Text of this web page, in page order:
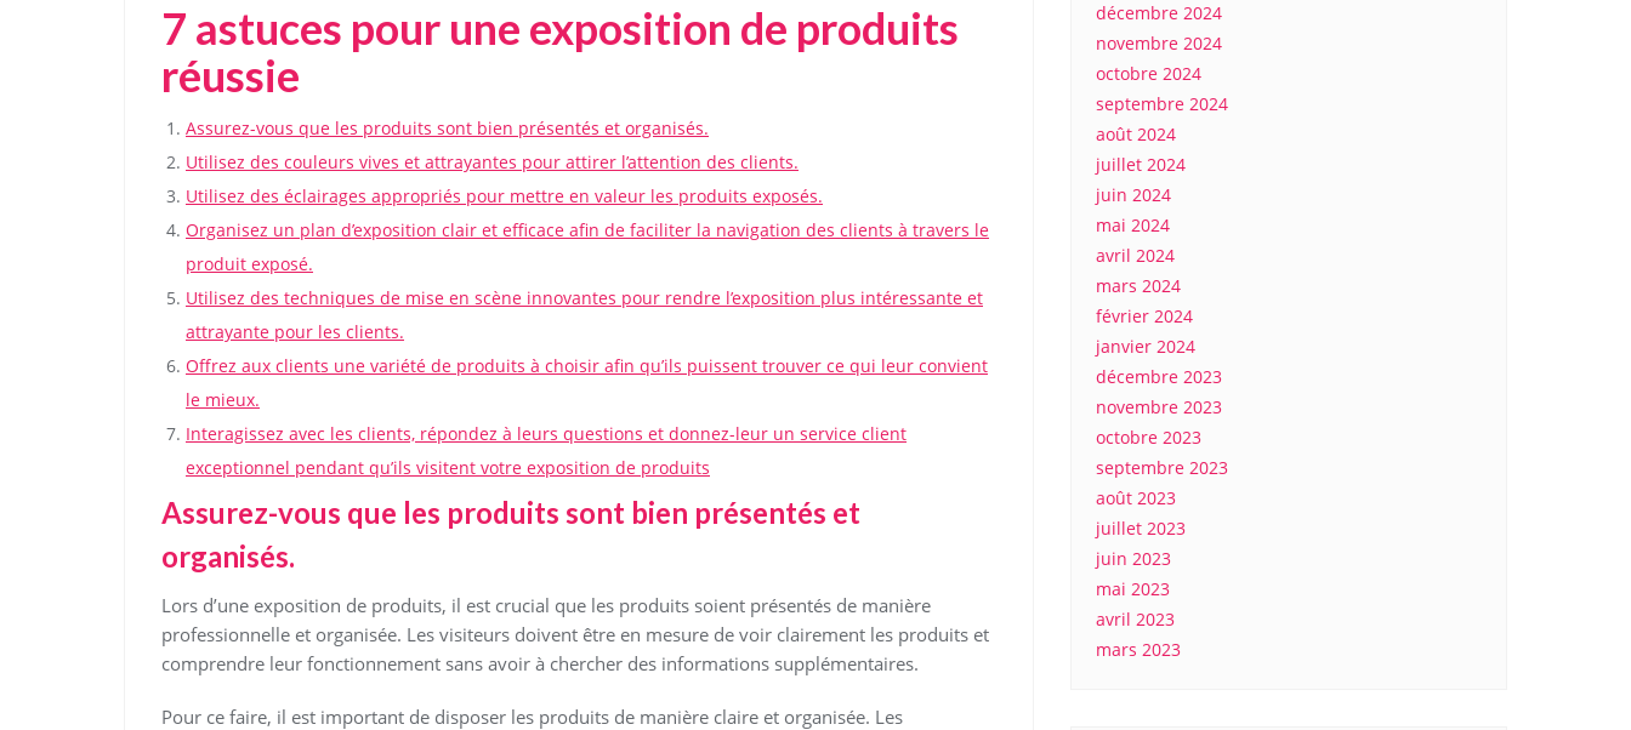
7 astuces pour une exposition de produits
réussie
Assurez-vous que les produits sont bien présentés et organisés.
Utilisez des couleurs vives et attrayantes pour attirer l’attention des clients.
Utilisez des éclairages appropriés pour mettre en valeur les produits exposés.
Organisez un plan d’exposition clair et efficace afin de faciliter la navigation des clients à travers le
produit exposé.
Utilisez des techniques de mise en scène innovantes pour rendre l’exposition plus intéressante et
attrayante pour les clients.
Offrez aux clients une variété de produits à choisir afin qu’ils puissent trouver ce qui leur convient
le mieux.
Interagissez avec les clients, répondez à leurs questions et donnez-leur un service client
exceptionnel pendant qu’ils visitent votre exposition de produits
Assurez-vous que les produits sont bien présentés et
organisés.
Lors d’une exposition de produits, il est crucial que les produits soient présentés de manière
professionnelle et organisée. Les visiteurs doivent être en mesure de voir clairement les produits et
comprendre leur fonctionnement sans avoir à chercher des informations supplémentaires.
Pour ce faire, il est important de disposer les produits de manière claire et organisée. Les
décembre 2024
novembre 2024
octobre 2024
septembre 2024
août 2024
juillet 2024
juin 2024
mai 2024
avril 2024
mars 2024
février 2024
janvier 2024
décembre 2023
novembre 2023
octobre 2023
septembre 2023
août 2023
juillet 2023
juin 2023
mai 2023
avril 2023
mars 2023